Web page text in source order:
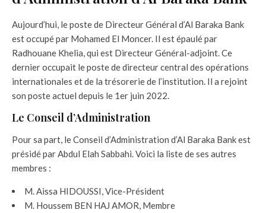
Aujourd’hui, le poste de Directeur Général d’Al Baraka Bank
est occupé par Mohamed El Moncer. Il est épaulé par
Radhouane Khelia, qui est Directeur Général-adjoint. Ce
dernier occupait le poste de directeur central des opérations
internationales et de la trésorerie de l’institution. Il a rejoint
son poste actuel depuis le 1er juin 2022.
Le Conseil d’Administration
Pour sa part, le Conseil d’Administration d’Al Baraka Bank est
présidé par Abdul Elah Sabbahi. Voici la liste de ses autres
membres :
M. Aissa HIDOUSSI, Vice-Président
M. Houssem BEN HAJ AMOR, Membre